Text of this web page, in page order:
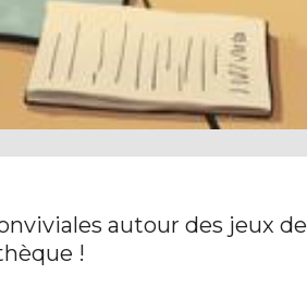
autour des jeux de
!